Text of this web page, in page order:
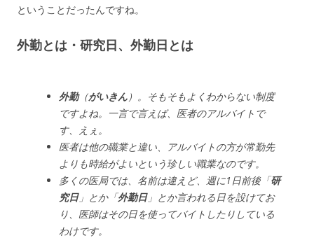
ということだったんですね。
外勤とは・研究日、外勤日とは
外勤（がいきん）。そもそもよくわからない制度
ですよね。一言で言えば、医者のアルバイトで
す、えぇ。
医者は他の職業と違い、アルバイトの方が常勤先
よりも時給がよいという珍しい職業なのです。
多くの医局では、名前は違えど、週に1日前後「研
究日」とか「外勤日」とか言われる日を設けてお
り、医師はその日を使ってバイトしたりしている
わけです。